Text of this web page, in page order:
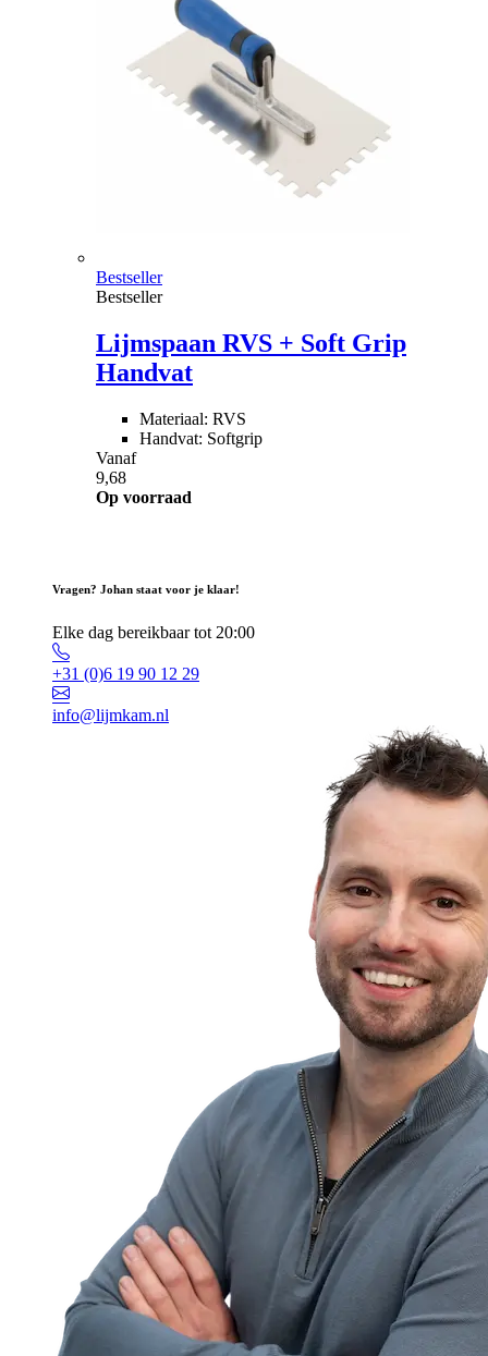
Bestseller
Bestseller
Lijmspaan RVS + Soft Grip
Handvat
Materiaal: RVS
Handvat: Softgrip
Vanaf
9,68
Op voorraad
Vragen? Johan staat voor je klaar!
Elke dag bereikbaar tot 20:00
+31 (0)6 19 90 12 29
info@lijmkam.nl